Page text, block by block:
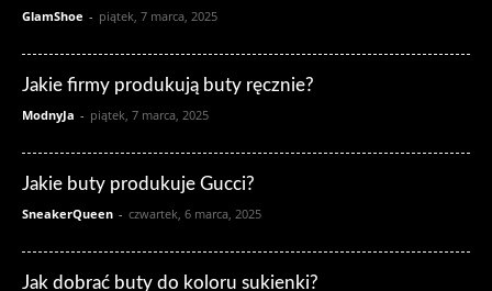
GlamShoe - piątek, 7 marca, 2025
Jakie firmy produkują buty ręcznie?
ModnyJa - piątek, 7 marca, 2025
Jakie buty produkuje Gucci?
SneakerQueen - czwartek, 6 marca, 2025
Jak dobrać buty do koloru sukienki?